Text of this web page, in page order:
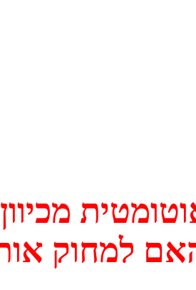
מכיוון